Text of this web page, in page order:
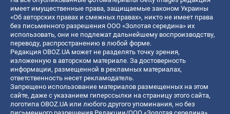
имеет имущественные права, защищаемые законом Украины
«Об авторских правах и смежных правах», никто не имеет права
без письменного разрешения ООО «Золотая середина» их
использовать, они не подлежат дальнейшему воспроизводству,
переводу, распространению в любой форме.
Редакция OBOZ.UA может не разделять точку зрения,
изложенную в авторском материале. За достоверность
информации, размещенной в рекламных материалах,
ответственность несет рекламодатель.
Запрещено использование материалов размещенных на этом
сайте, даже с указанием гиперссылки на страницу этого сайта,
логотипа OBOZ.UA или любого другого упоминания, но без